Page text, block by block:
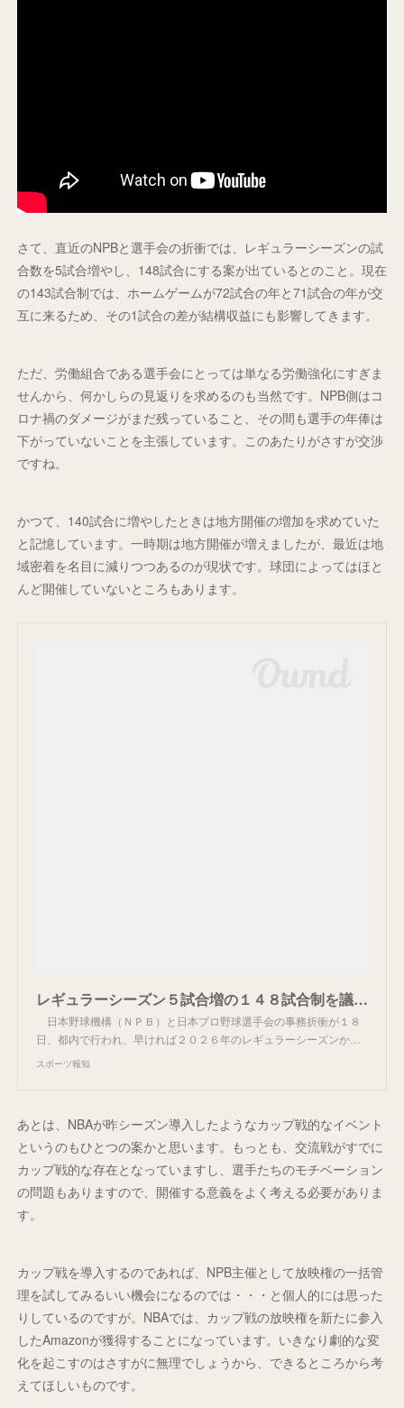
さて、直近のNPBと選手会の折衝では、レギュラーシーズンの試
合数を5試合増やし、148試合にする案が出ているとのこと。現在
の143試合制では、ホームゲームが72試合の年と71試合の年が交
互に来るため、その1試合の差が結構収益にも影響してきます。
ただ、労働組合である選手会にとっては単なる労働強化にすぎま
せんから、何かしらの見返りを求めるのも当然です。NPB側はコ
ロナ禍のダメージがまだ残っていること、その間も選手の年俸は
下がっていないことを主張しています。このあたりがさすが交渉
ですね。
かつて、140試合に増やしたときは地方開催の増加を求めていた
と記憶しています。一時期は地方開催が増えましたが、最近は地
域密着を名目に減りつつあるのが現状です。球団によってはほと
んど開催していないところもあります。
レギュラーシーズン５試合増の１４８試合制を議論 ＮＰＢと選手会の事務折衝で - スポーツ報知
日本野球機構（ＮＰＢ）と日本プロ野球選手会の事務折衝が１８
日、都内で行われ、早ければ２０２６年のレギュラーシーズンか…
スポーツ報知
あとは、NBAが昨シーズン導入したようなカップ戦的なイベント
というのもひとつの案かと思います。もっとも、交流戦がすでに
カップ戦的な存在となっていますし、選手たちのモチベーション
の問題もありますので、開催する意義をよく考える必要がありま
す。
カップ戦を導入するのであれば、NPB主催として放映権の一括管
理を試してみるいい機会になるのでは・・・と個人的には思った
りしているのですが。NBAでは、カップ戦の放映権を新たに参入
したAmazonが獲得することになっています。いきなり劇的な変
化を起こすのはさすがに無理でしょうから、できるところから考
えてほしいものです。